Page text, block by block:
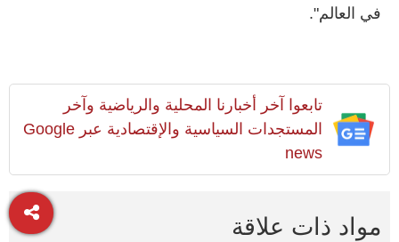
في العالم".
تابعوا آخر أخبارنا المحلية والرياضية وآخر
المستجدات السياسية والإقتصادية عبر Google
news
مواد ذات علاقة